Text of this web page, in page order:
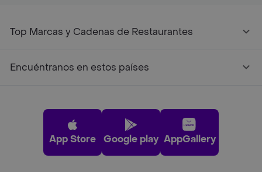
Top Marcas y Cadenas de Restaurantes
Encuéntranos en estos países
App Store Google play AppGallery